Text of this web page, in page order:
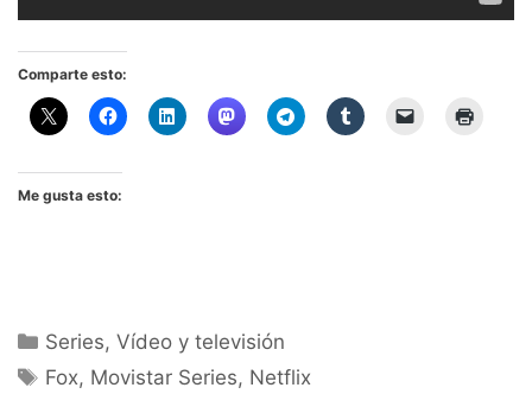
Comparte esto:
Me gusta esto:
Categorías
Series,Vídeo y televisión
Etiquetas
Fox, Movistar Series, Netflix